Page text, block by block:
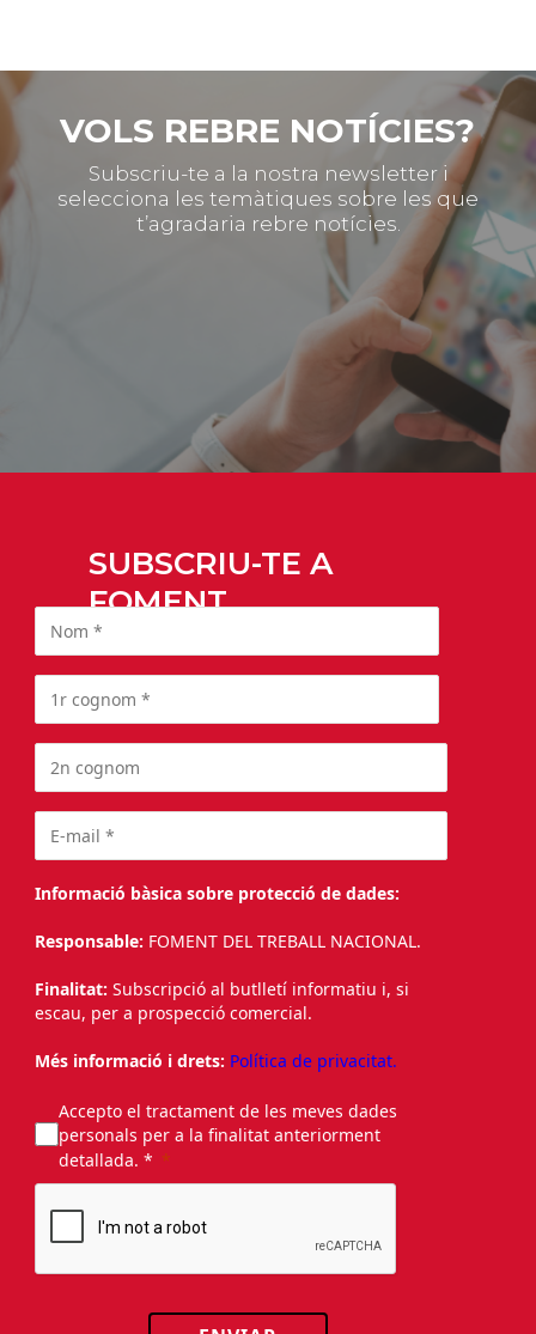
VOLS REBRE NOTÍCIES?
Subscriu-te a la nostra newsletter i
selecciona les temàtiques sobre les que
t’agradaria rebre notícies.
SUBSCRIU-TE A
FOMENT
Informació bàsica sobre protecció de dades:
Responsable: FOMENT DEL TREBALL NACIONAL.
Finalitat: Subscripció al butlletí informatiu i, si
escau, per a prospecció comercial.
Més informació i drets: Política de privacitat.
Accepto el tractament de les meves dades
personals per a la finalitat anteriorment
detallada. *